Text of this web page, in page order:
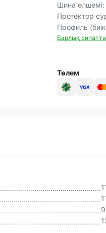
Шина өлшемі:
Протектор
Профиль
Барлық
Төлем